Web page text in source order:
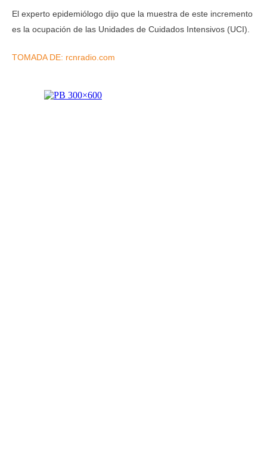
El experto epidemiólogo dijo que la muestra de este incremento
es la ocupación de las Unidades de Cuidados Intensivos (UCI).
TOMADA DE: rcnradio.com